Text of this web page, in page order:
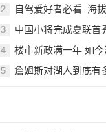
2
自驾爱好者必看: 海
3
中国小将完成夏联首
4
楼市新政满一年 如
5
詹姆斯对湖人到底有